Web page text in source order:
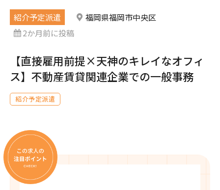
紹介予定派遣
福岡県福岡市中央区
2か月前に投稿
【直接雇用前提×天神のキレイなオフィ
ス】不動産賃貸関連企業での一般事務
紹介予定派遣